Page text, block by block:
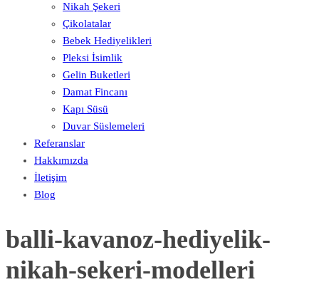
Nikah Şekeri
Çikolatalar
Bebek Hediyelikleri
Pleksi İsimlik
Gelin Buketleri
Damat Fincanı
Kapı Süsü
Duvar Süslemeleri
Referanslar
Hakkımızda
İletişim
Blog
balli-kavanoz-hediyelik-
nikah-sekeri-modelleri